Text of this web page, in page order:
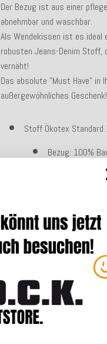
Der Bezug ist aus einer
abnehmbar und waschbar.
Als Wendekissen ist es ideal
robusten Jeans-Denim
vernäht!
Das absolute "Must Have" in
außergewöhnliches Geschenk!
Stoff Ökotex Standard
Bezug: 100%
Vorderseite
Bezug mit Biese
beidseitig
Bezug
pflegeleicht,